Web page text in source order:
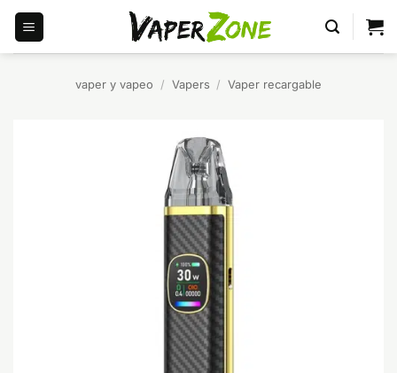
Saltar
contenido
vaper y vapeo / Vapers / Vaper recargable